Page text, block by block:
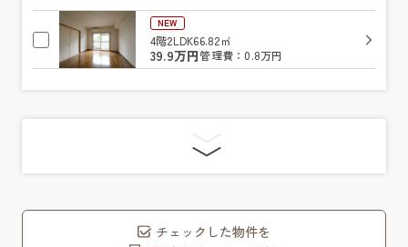
NEW
4階2LDK66.82㎡
39.9万円管理費：0.8万円
チェックした物件を